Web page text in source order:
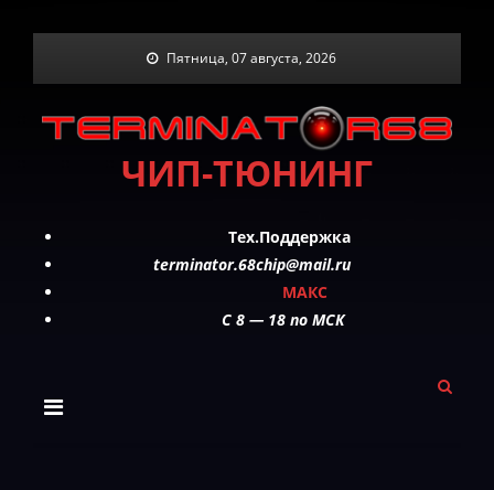
Пятница, 07 августа, 2026
ЧИП-ТЮНИНГ
Тех.Поддержка
terminator.68chip@mail.ru
МАКС
C 8 — 18 по МСК